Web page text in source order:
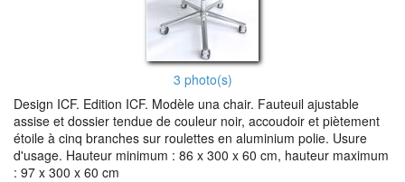
3 photo(s)
Design ICF. Edition ICF. Modèle una chair. Fauteuil ajustable
assise et dossier tendue de couleur noir, accoudoir et piètement
étoile à cinq branches sur roulettes en aluminium polie. Usure
d'usage. Hauteur minimum : 86 x 300 x 60 cm, hauteur maximum
: 97 x 300 x 60 cm